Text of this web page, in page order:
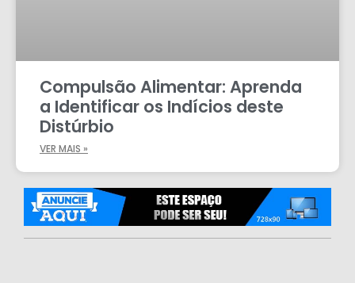
Compulsão Alimentar: Aprenda
a Identificar os Indícios deste
Distúrbio
VER MAIS »